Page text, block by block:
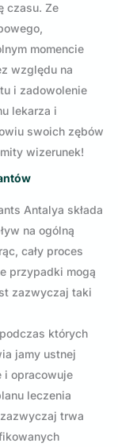
czasu. Ze
momencie
względu na
i zadowolenie
lekarza i
swoich zębów
wizerunek!
Antalya składa
na ogólną
cały proces
przypadki mogą
zazwyczaj taki
których
jamy ustnej
i opracowuje
leczenia
trwa